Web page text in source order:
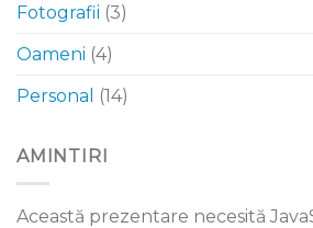
Fotografii (3)
Oameni (4)
Personal
(14)
AMINTIRI
Această prezentare necesită